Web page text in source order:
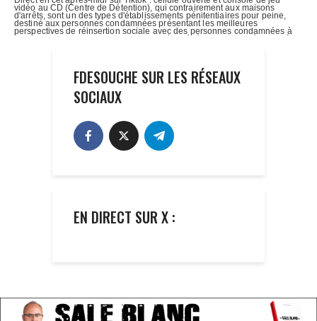
FDESOUCHE SUR LES RÉSEAUX
SOCIAUX
EN DIRECT SUR X :